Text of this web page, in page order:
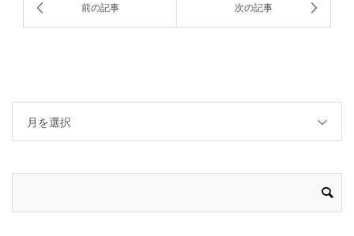
月を選択